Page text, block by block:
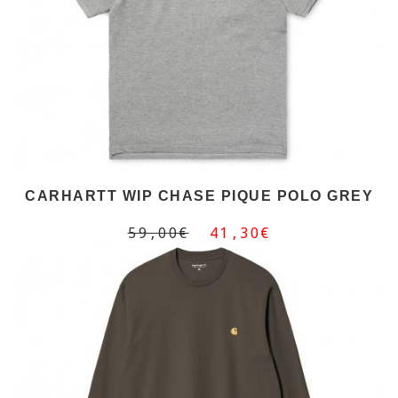
CARHARTT WIP CHASE PIQUE POLO GREY
59,00€ 41,30€